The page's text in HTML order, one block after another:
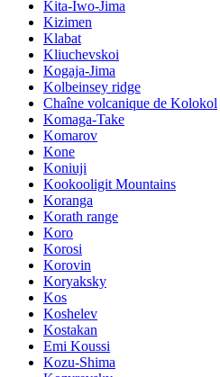
Kita-Iwo-Jima
Kizimen
Klabat
Kliuchevskoi
Kogaja-Jima
Kolbeinsey ridge
Chaîne volcanique de Kolokol
Komaga-Take
Komarov
Kone
Koniuji
Kookooligit Mountains
Koranga
Korath range
Koro
Korosi
Korovin
Koryaksky
Kos
Koshelev
Kostakan
Emi Koussi
Kozu-Shima